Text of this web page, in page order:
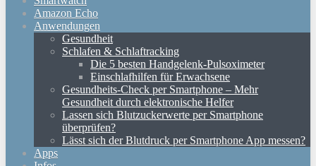
Amazon Echo
Anwendungen
Gesundheit
Schlafen & Schlaftracking
Die 5 besten Handgelenk-Pulsoximeter
Einschlafhilfen für Erwachsene
Gesundheits-Check per Smartphone – Mehr
Gesundheit durch elektronische Helfer
Lassen sich Blutzuckerwerte per Smartphone
überprüfen?
Lässt sich der Blutdruck per Smartphone App messen?
Apps